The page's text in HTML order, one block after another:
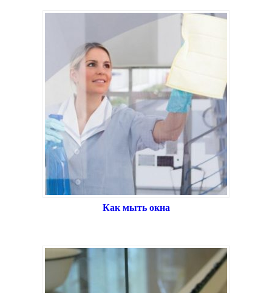
Как мыть окна